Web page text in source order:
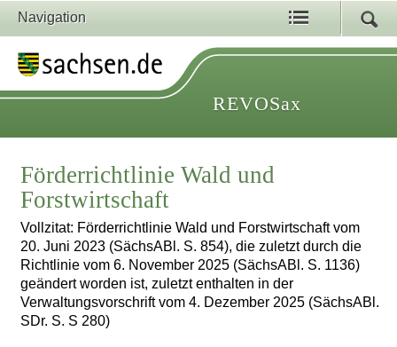
Navigation
REVOSax
Förderrichtlinie Wald und
Forstwirtschaft
Vollzitat: Förderrichtlinie Wald und Forstwirtschaft vom
20. Juni 2023 (SächsABl. S. 854), die zuletzt durch die
Richtlinie vom 6. November 2025 (SächsABl. S. 1136)
geändert worden ist, zuletzt enthalten in der
Verwaltungsvorschrift vom 4. Dezember 2025 (SächsABl.
SDr. S. S 280)